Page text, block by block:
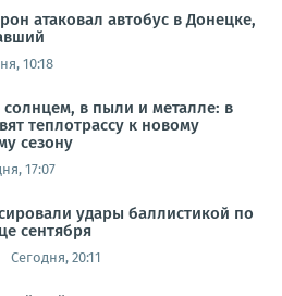
атаковал автобус в Донецке,
10:18
в пыли и металле: в
теплотрассу к новому
сезону
17:07
удары баллистикой по
сентября
Сегодня, 20:11